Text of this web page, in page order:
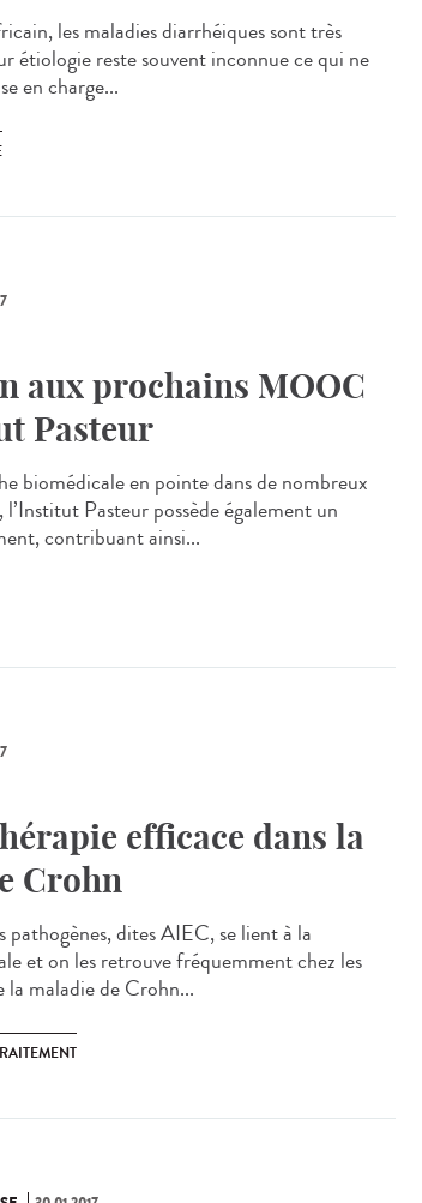
les maladies diarrhéiques sont très
étiologie reste souvent inconnue ce qui ne
en charge...
aux prochains MOOC
Pasteur
biomédicale en pointe dans de nombreux
l’Institut Pasteur possède également un
contribuant ainsi...
efficace dans la
Crohn
pathogènes, dites AIEC, se lient à la
et on les retrouve fréquemment chez les
maladie de Crohn...